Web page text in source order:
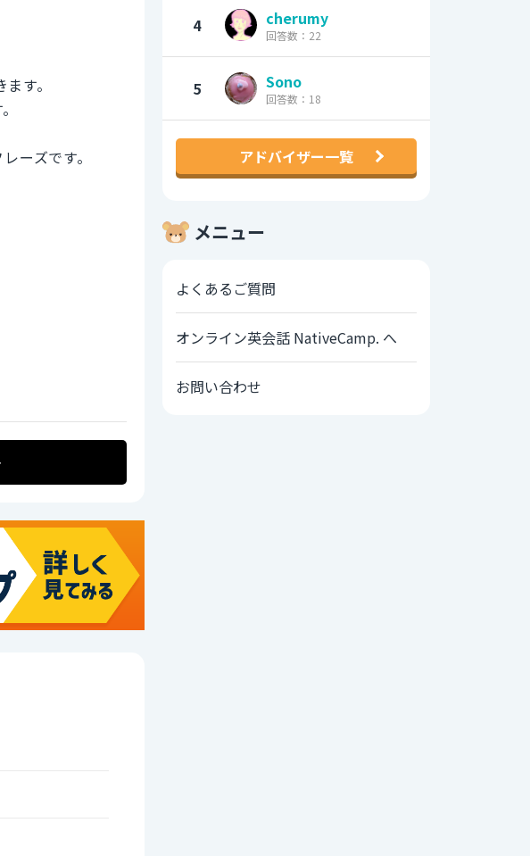
す。
ーズです。
4 cherumy
回答数：22
5 Sono
回答数：18
アドバイザー一覧
メニュー
よくあるご質問
オンライン英会話 NativeCamp. へ
お問い合わせ